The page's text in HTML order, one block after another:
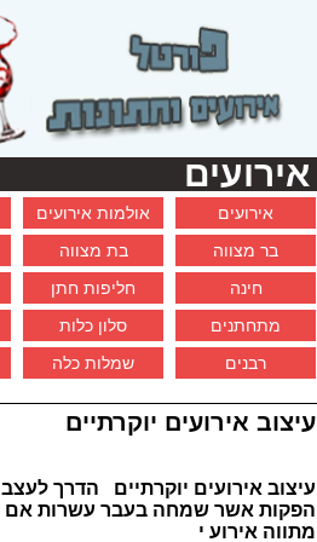
אירועים
אירועים אולמות אירועים
בר מצווה
בת מצווה
חינה חליפות חתן
מתחתנים
סלון כלות
רבנים
שמלות כלה
עיצוב אירועים יוקרתיים
עיצוב אירועים יוקרתיים הדרך
הפקות אשר שמחה בעבר עשרות אם
מתווה אירוע י